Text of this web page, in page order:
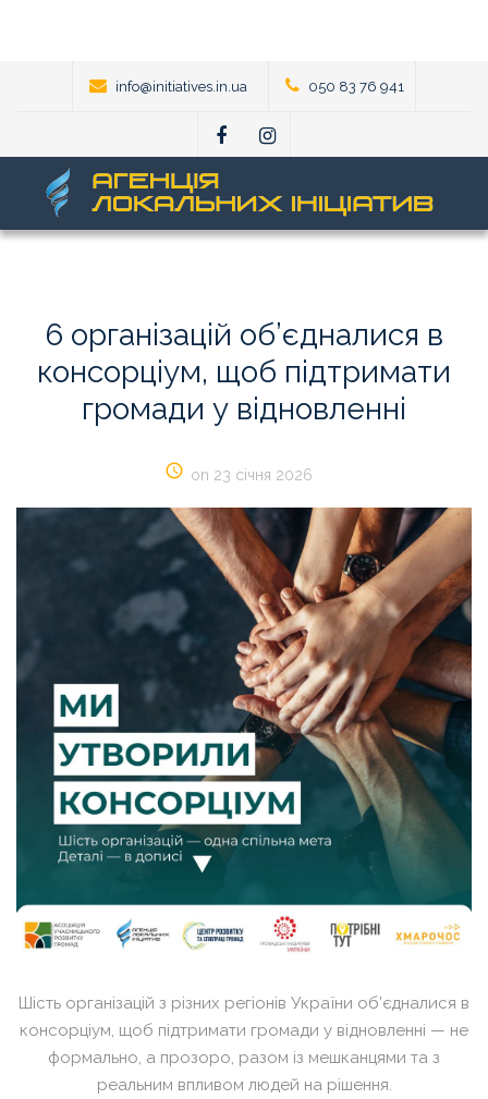
info@initiatives.in.ua 050 83 76 941
6 організацій об’єдналися в
консорціум, щоб підтримати
громади у відновленні
on 23 січня 2026
Шість організацій з різних регіонів України об’єдналися в
консорціум, щоб підтримати громади у відновленні — не
формально, а прозоро, разом із мешканцями та з
реальним впливом людей на рішення.